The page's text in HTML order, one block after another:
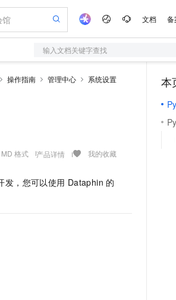
文档 备
输入文档关键字查找
操作指南 管理中心
系统设置
格式 产品详情 我的收藏
发，您可以使用 Dataphin 的
本
大模型服务平台百炼
图片和视频生成
1.1-T2V
实软件的智能体编程平台
轻量应用
数字证书
实现全站
从聊天伙伴进化为能主动干活的本地数字员工
一句话生
输入一句
一键部署
一键购买
折
景体验
视频一站生成，高效打造优质广告素材
AI 活动
AI 生产力
先锋实践
飞天发布
所见，即
报价器
一站式生成采购清单，支持单品或批量购买
阿
软件 专业服务
伙伴合作计划
合作计划
络合作计划
服务伙
Al MaaS
伙伴信用
云认证 开发者
活动
景
ModelScope
加入我们